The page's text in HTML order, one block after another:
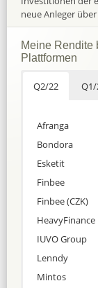
neue Anleger über
Meine Rendite
Plattformen
Q2/22
Afranga
Bondora
Esketit
Finbee
Finbee (CZK)
HeavyFinance
IUVO Group
Lenndy
Mintos